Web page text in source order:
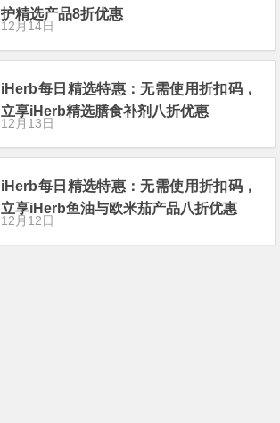
护精选产品8折优惠
12月14日
iHerb每日精选特惠：无需使用折扣码，
立享iHerb精选膳食补剂八折优惠
12月13日
iHerb每日精选特惠：无需使用折扣码，
立享iHerb鱼油与欧米茄产品八折优惠
12月12日